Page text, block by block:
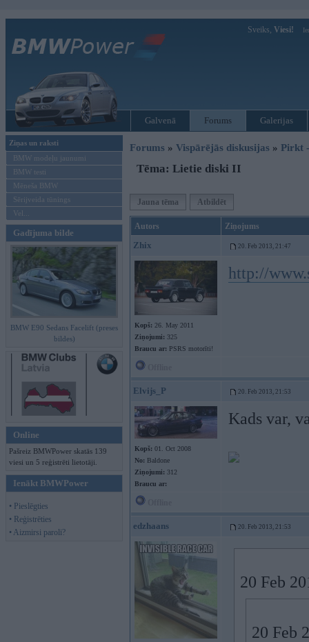
Sveiks, Viesi!
Galvenā Forums Galerijas
Ziņas un raksti
BMW modeļu jaunumi
BMW testi
Mēneša BMW
Sērijveida tūnings
Vel...
Gadījuma bilde
BMW E90 Sedans Facelift (preses
bildes)
Online
Pašreiz BMWPower skatās 139
viesi un 5 reģistrēti lietotāji.
Ienākt BMWPower
• Pieslēgties
• Reģistrēties
• Aizmirsi paroli?
Forums » Vispārējās diskusijas » Pirkt
Tēma: Lietie diski II
Jauna tēma Atbildēt
Autors Ziņojums
Zhix 20. Feb 2013, 21:47
Kopš: 26. May 2011
Ziņojumi: 325
Braucu ar: PSRS motorīti!
http://
Elvijs_P 20. Feb 2013, 21:53
Kopš: 01. Oct 2008
No: Baldone
Ziņojumi: 312
Braucu ar:
Kads var,
edzhaans 20. Feb 2013, 21:53
20 Feb
20 Feb